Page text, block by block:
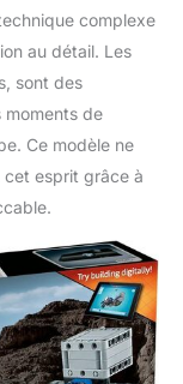
complexe
au détail. Les
sont des
de
Ce modèle ne
esprit grâce à